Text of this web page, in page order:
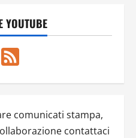
YOUTUBE
YouTube
comunicati stampa,
contattaci